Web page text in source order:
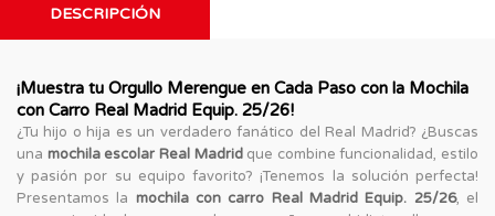
DESCRIPCIÓN
¡Muestra tu Orgullo Merengue en Cada Paso con la Mochila
con Carro Real Madrid Equip. 25/26!
¿Tu hijo o hija es un verdadero fanático del Real Madrid? ¿Buscas
una mochila escolar Real Madridque combine funcionalidad, estilo
y pasión por su equipo favorito? ¡Tenemos la solución perfecta!
Presentamos la mochila con carro Real Madrid Equip. 25/26, el